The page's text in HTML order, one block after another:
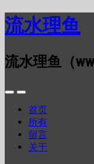
流水理鱼
流水理鱼（
首页
所有
留言
关于